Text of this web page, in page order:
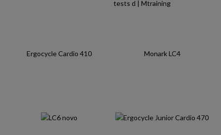
Ergocycle Cardio 410 Monark LC4